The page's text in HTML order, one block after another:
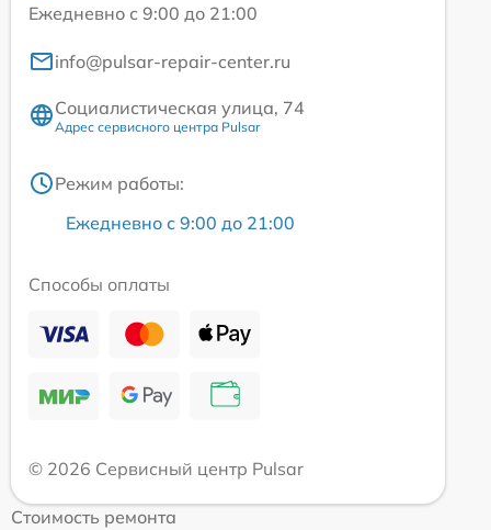
Ежедневно с 9:00 до 21:00
info@pulsar-repair-center.ru
Социалистическая улица, 74
Адрес сервисного центра Pulsar
Режим работы:
Ежедневно с 9:00 до 21:00
Способы оплаты
© 2026 Сервисный центр Pulsar
Стоимость ремонта